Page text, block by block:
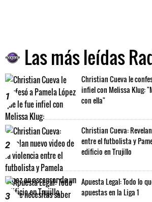
Las más leídas
1
Christian Cueva le
infiel con Melissa Klug:
con ella"
2
Christian Cueva:
entre el futbolista y
edificio en Trujillo
3
Apuesta Legal: Todo lo
apuestas en la Liga 1